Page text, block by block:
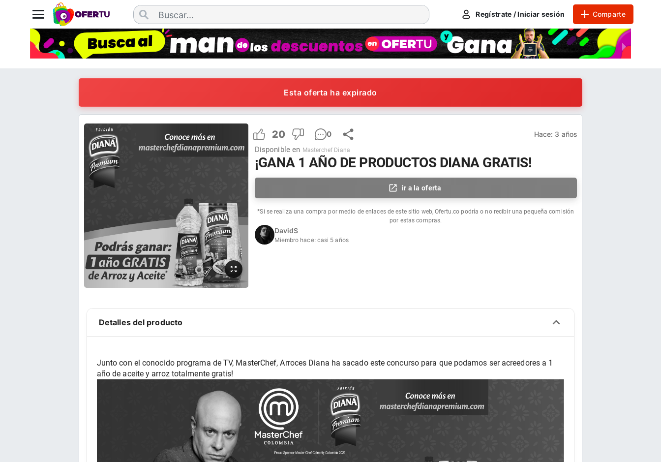
Regístrate / Iniciar sesión Comparte
Esta oferta ha expirado
20 0 Hace: 3 años
Disponible en Masterchef Diana
¡GANA 1 AÑO DE PRODUCTOS DIANA GRATIS!
ir a la oferta
*Si se realiza una compra por medio de enlaces de este sitio web, Ofertu.co podría o no recibir una pequeña comisión
por estas compras.
DavidS
Miembro hace: casi 5 años
Detalles del producto
Junto con el conocido programa de TV, MasterChef, Arroces Diana ha sacado este concurso para que podamos ser acreedores a 1
año de aceite y arroz totalmente gratis!